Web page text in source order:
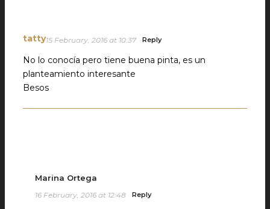
tatty15 February, 2016 at 10:37 Reply
No lo conocía pero tiene buena pinta, es un
planteamiento interesante
Besos
Marina Ortega
16 February, 2016 at 12:48 Reply